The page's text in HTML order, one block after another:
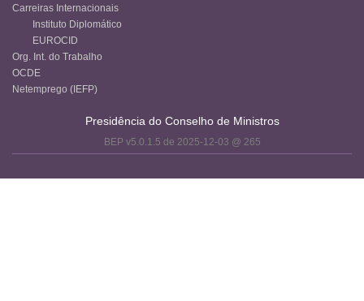
Carreiras Internacionais
Instituto Diplomático
EUROCID
Org. Int. do Trabalho
OCDE
Netemprego (IEFP)
Presidência do Conselho de Ministros
BEP v5.0.1.5 de 2025-12-03 @ 265